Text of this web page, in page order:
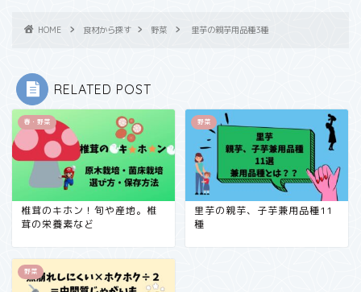
HOME 食材から探す 野菜 里芋の親芋用品種3種
RELATED POST
春・野菜
椎茸のキホン！旬や産地。椎
茸の栄養素など
野菜
里芋の親芋、子芋兼用品種11
種
野菜